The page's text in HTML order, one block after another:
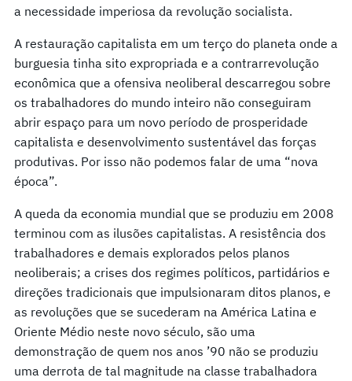
a necessidade imperiosa da revolução socialista.
A restauração capitalista em um terço do planeta onde a
burguesia tinha sito expropriada e a contrarrevolução
econômica que a ofensiva neoliberal descarregou sobre
os trabalhadores do mundo inteiro não conseguiram
abrir espaço para um novo período de prosperidade
capitalista e desenvolvimento sustentável das forças
produtivas. Por isso não podemos falar de uma “nova
época”.
A queda da economia mundial que se produziu em 2008
terminou com as ilusões capitalistas. A resistência dos
trabalhadores e demais explorados pelos planos
neoliberais; a crises dos regimes políticos, partidários e
direções tradicionais que impulsionaram ditos planos, e
as revoluções que se sucederam na América Latina e
Oriente Médio neste novo século, são uma
demonstração de quem nos anos ’90 não se produziu
uma derrota de tal magnitude na classe trabalhadora